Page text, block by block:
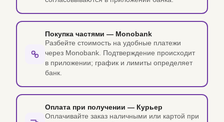
Покупка частями — Monobank
Разбейте стоимость на удобные платежи
через Monobank. Подтверждение происходит
в приложении; график и лимиты определяет
банк.
Оплата при получении — Курьер
Оплачивайте заказ наличными или картой при